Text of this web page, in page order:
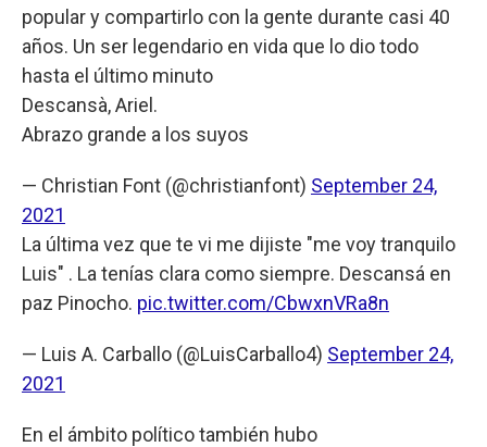
popular y compartirlo con la gente durante casi 40
años. Un ser legendario en vida que lo dio todo
hasta el último minuto
Descansà, Ariel.
Abrazo grande a los suyos
— Christian Font (@christianfont) September 24,
2021
La última vez que te vi me dijiste "me voy tranquilo
Luis" . La tenías clara como siempre. Descansá en
paz Pinocho. pic.twitter.com/CbwxnVRa8n
— Luis A. Carballo (@LuisCarballo4) September 24,
2021
En el ámbito político también hubo